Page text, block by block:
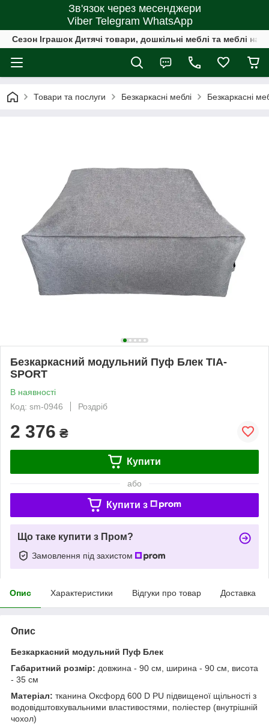
Зв'язок через месенджери
Viber Telegram WhatsApp
Сезон Іграшок Дитячі товари, дошкільні меблі та меблі на
Товари та послуги Безкаркасні меблі Безкаркасні
Безкаркасний модульний Пуф Блек TIA-
SPORT
В наявності
Код: sm-0946
Роздріб
2 376 ₴
Купити
або
Купити з
Що таке купити з Пром?
Замовлення під захистом
Опис Характеристики Відгуки про товар Доставка
Опис
Безкаркасний модульний Пуф Блек
Габаритний розмір: довжина - 90 см, ширина - 90 см, висота
- 35 см
Матеріал: тканина Оксфорд 600 D PU підвищеної щільності з
водовідштовхувальними властивостями, поліестер (внутрішній
чохол)